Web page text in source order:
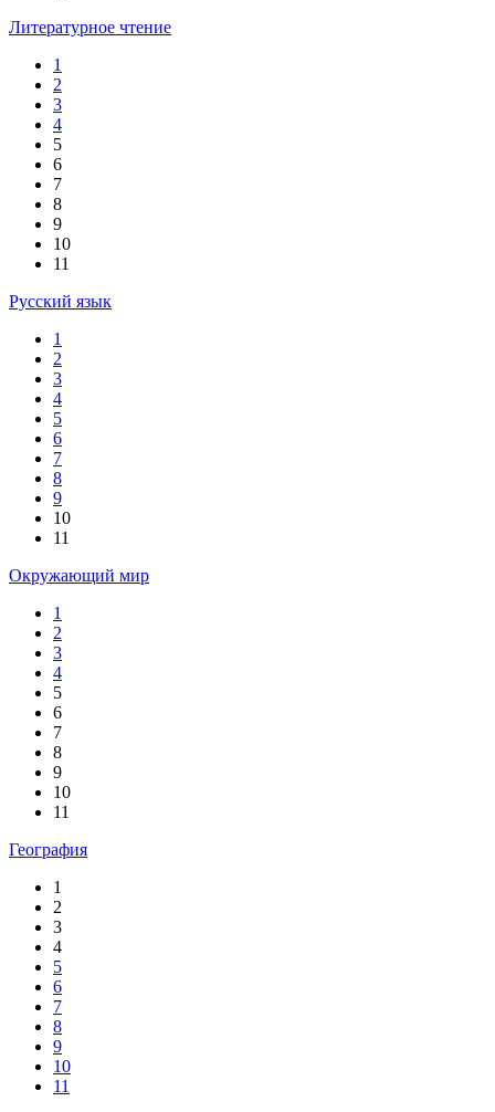
Литературное чтение
1
2
3
4
5
6
7
8
9
10
11
Русский язык
1
2
3
4
5
6
7
8
9
10
11
Окружающий мир
1
2
3
4
5
6
7
8
9
10
11
География
1
2
3
4
5
6
7
8
9
10
11